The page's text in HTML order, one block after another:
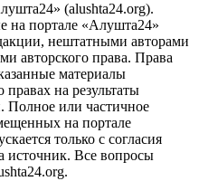
(alushta24.org).
на портале «Алушта24»
нештатными авторами
авторского права. Права
материалы
правах на результаты
Полное или частичное
на портале
только с согласия
источник. Все вопросы